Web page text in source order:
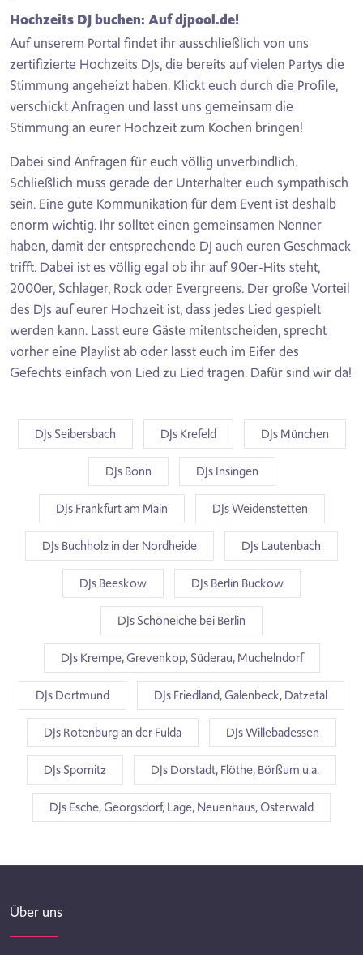
Hochzeits DJ buchen: Auf djpool.de!
Auf unserem Portal findet ihr ausschließlich von uns
zertifizierte Hochzeits DJs, die bereits auf vielen Partys die
Stimmung angeheizt haben. Klickt euch durch die Profile,
verschickt Anfragen und lasst uns gemeinsam die
Stimmung an eurer Hochzeit zum Kochen bringen!
Dabei sind Anfragen für euch völlig unverbindlich.
Schließlich muss gerade der Unterhalter euch sympathisch
sein. Eine gute Kommunikation für dem Event ist deshalb
enorm wichtig. Ihr solltet einen gemeinsamen Nenner
haben, damit der entsprechende DJ auch euren Geschmack
trifft. Dabei ist es völlig egal ob ihr auf 90er-Hits steht,
2000er, Schlager, Rock oder Evergreens. Der große Vorteil
des DJs auf eurer Hochzeit ist, dass jedes Lied gespielt
werden kann. Lasst eure Gäste mitentscheiden, sprecht
vorher eine Playlist ab oder lasst euch im Eifer des
Gefechts einfach von Lied zu Lied tragen. Dafür sind wir da!
DJs Seibersbach DJs Krefeld DJs München
DJs Bonn DJs Insingen
DJs Frankfurt am Main DJs Weidenstetten
DJs Buchholz in der Nordheide DJs Lautenbach
DJs Beeskow DJs Berlin Buckow
DJs Schöneiche bei Berlin
DJs Krempe, Grevenkop, Süderau, Muchelndorf
DJs Dortmund DJs Friedland, Galenbeck, Datzetal
DJs Rotenburg an der Fulda DJs Willebadessen
DJs Spornitz DJs Dorstadt, Flöthe, Börßum u.a.
DJs Esche, Georgsdorf, Lage, Neuenhaus, Osterwald
Über uns